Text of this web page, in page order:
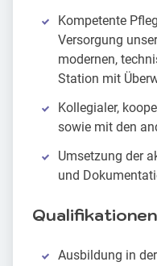
Kompetente
Versorgung
modernen,
Station mit
Kollegialer,
sowie mit den
Umsetzung der
und
Qualifikationen
Ausbildung in